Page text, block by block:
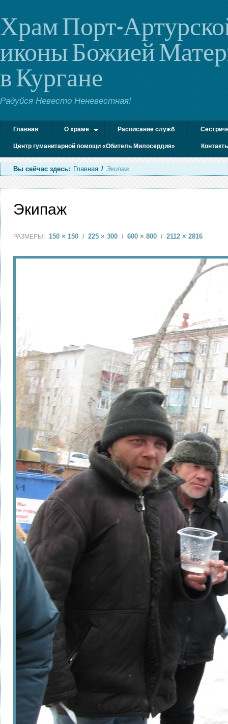
Храм Порт-
иконы Божией
в Кургане
Радуйся Невесто Неневестная!
Главная О храме Расписание служб
Центр гуманитарной помощи «Обитель Милосердия»
Вы сейчас здесь: Главная / Экипаж
Экипаж
РАЗМЕРЫ: 150 × 150 / 225 × 300 / 600 × 800 / 2112 × 2816